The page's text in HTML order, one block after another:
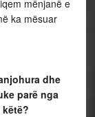
mënjanë e
ka mësuar
dhe
parë nga